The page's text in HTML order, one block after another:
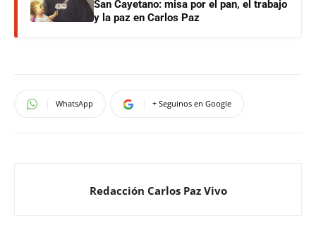
San Cayetano: misa por el pan, el trabajo
y la paz en Carlos Paz
WhatsApp + Seguinos en Google
Redacción Carlos Paz Vivo